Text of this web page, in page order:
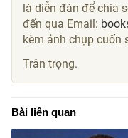
là diễn đàn để chia
đến qua Email:
kèm ảnh chụp cuốn
Trân trọng.
Bài liên quan